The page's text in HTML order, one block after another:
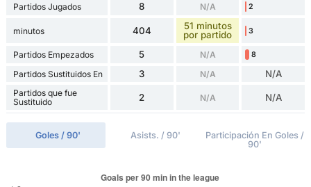
Partidos Jugados 8 N/A 2
minutos 404
51 minutos
por partido
3
Partidos Empezados 5 N/A 8
Partidos Sustituidos En 3 N/A N/A
Partidos que fue
Sustituido
2 N/A N/A
Goles / 90' Asists. / 90'
Participación En Goles /
90'